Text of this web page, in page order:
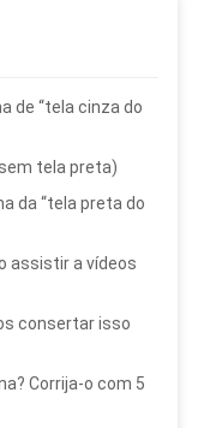
de “tela cinza do
tela preta)
da “tela preta do
assistir a vídeos
consertar isso
Corrija-o com 5